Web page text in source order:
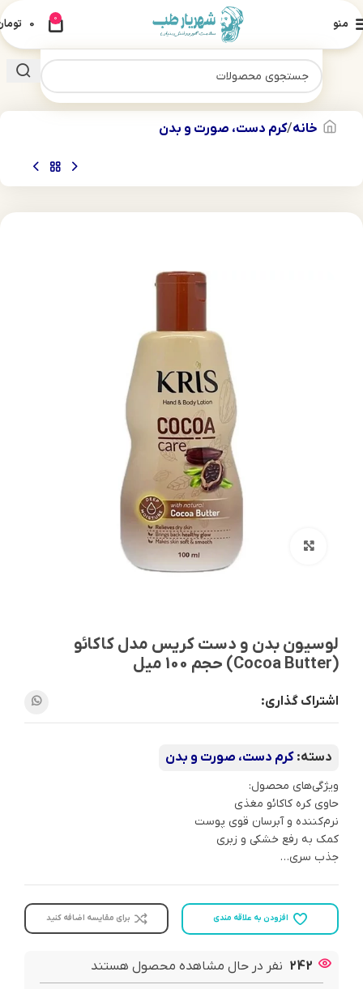
منو 0
0
خانه کرم دست، صورت و بدن
بزرگنمایی تصویر
لوسیون بدن و دست کریس مدل کاکائو
(Cocoa Butter) حجم 100 میل
اشتراک گذاری:
دسته: کرم دست، صورت و بدن
ویژگی‌های محصول:
حاوی کره کاکائو مغذی
نرم‌کننده و آبرسان قوی پوست
کمک به رفع خشکی و زبری
جذب سری…
افزودن به علاقه مندی برای مقایسه اضافه کنید
242 نفر در حال مشاهده محصول هستند